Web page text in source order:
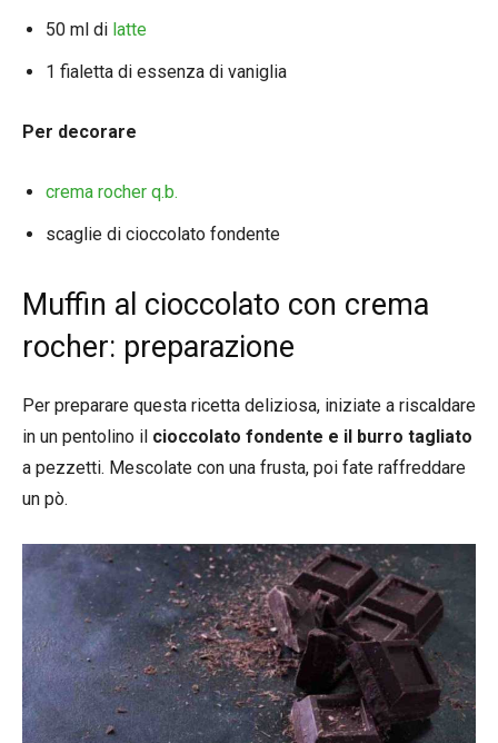
50 ml di latte
1 fialetta di essenza di vaniglia
Per decorare
crema rocher q.b.
scaglie di cioccolato fondente
Muffin al cioccolato con crema
rocher: preparazione
Per preparare questa ricetta deliziosa, iniziate a riscaldare
in un pentolino il cioccolato fondente e il burro tagliato
a pezzetti. Mescolate con una frusta, poi fate raffreddare
un pò.